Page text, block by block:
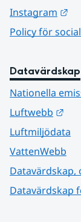
Instagram
Policy för
Datavärdskap
Nationella
Luftwebb
Luftmiljödata
VattenWebb
Datavärdskap